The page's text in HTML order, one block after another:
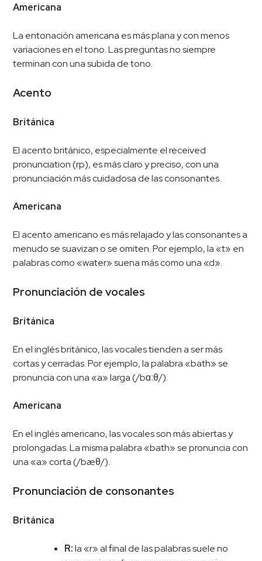
Americana
La entonación americana es más plana y con menos
variaciones en el tono. Las preguntas no siempre
terminan con una subida de tono.
Acento
Británica
El acento británico, especialmente el received
pronunciation (rp), es más claro y preciso, con una
pronunciación más cuidadosa de las consonantes.
Americana
El acento americano es más relajado y las consonantes a
menudo se suavizan o se omiten. Por ejemplo, la «t» en
palabras como «water» suena más como una «d».
Pronunciación de vocales
Británica
En el inglés británico, las vocales tienden a ser más
cortas y cerradas. Por ejemplo, la palabra «bath» se
pronuncia con una «a» larga (/bɑːθ/).
Americana
En el inglés americano, las vocales son más abiertas y
prolongadas. La misma palabra «bath» se pronuncia con
una «a» corta (/bæθ/).
Pronunciación de consonantes
Británica
R:la «r» al final de las palabras suele no